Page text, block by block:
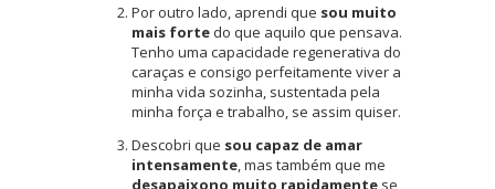
Por outro lado, aprendi que sou muito
mais forte do que aquilo que pensava.
Tenho uma capacidade regenerativa do
caraças e consigo perfeitamente viver a
minha vida sozinha, sustentada pela
minha força e trabalho, se assim quiser.
Descobri que sou capaz de amar
intensamente, mas também que me
desapaixono muito rapidamente se